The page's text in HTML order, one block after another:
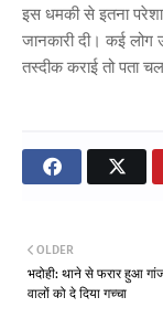
इस धमकी से इतना
जानकारी दी। कई
तस्दीक कराई तो पता
OLDER
भदोही: थाने से फरार हुआ
वालों को दे दिया गच्चा